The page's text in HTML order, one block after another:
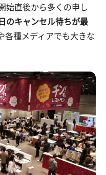
始直後から多くの申し
のキャンセル待ちが最
各種メディアでも大きな